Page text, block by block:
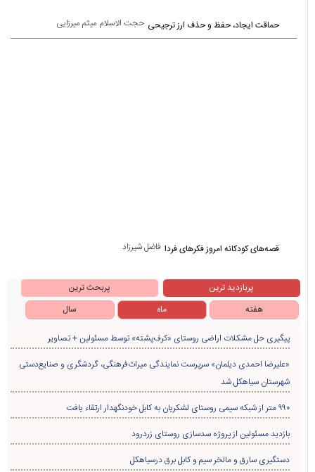
حجت الاسلام میثم میرزایی حماقت ایجاد، حفظ و حذف ارز ترجیحی
فاضل شیرزاد قصه‌های کودکانه امروز فکرهای فردا
پربازدید ترین
پربحث ترین
هفته
ماه سال
پیگیری حل مشکلات اراضی روستای «کرف‌پشته» توسط مسئولین + تصاویر
«علیرضا احمدی دیلمان» سرپرست نمایندگی میراث‌فرهنگی، گردشگری و صنایع‌دستی
شهرستان سیاهکل شد
۹۹۰ متر از شبکه سیمی روستای لشکریان به کابل خودنگهدار ارتقاء یافت
بازدید مسئولین از پروژه سدسازی روستای زردرود
دستگیری سارق و مالخر سیم و کابل برق درسیاهکل